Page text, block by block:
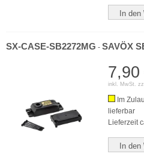
In den
SX-CASE-SB2272MG - SAVÖX
7,90
inkl. MwSt.
Im
lieferbar
Lieferzeit
In den